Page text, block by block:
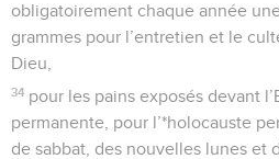
obligatoirement chaque année
grammes pour l’entretien et le
Dieu,
34 pour les pains exposés devant
permanente, pour l’*holocauste
de sabbat, des nouvelles lunes et